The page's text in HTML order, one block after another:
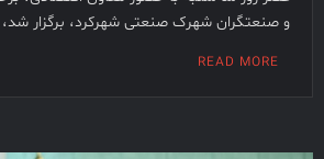
و صنعتگران شهرک صنعتی شهرکرد، برگزار
READ MORE